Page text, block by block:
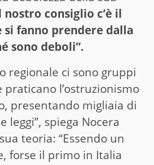
nostro consiglio c’è il
si fanno prendere dalla
sono deboli”.
regionale ci sono gruppi
praticano l’ostruzionismo
presentando migliaia di
leggi”, spiega Nocera
teoria: “Essendo un
forse il primo in Italia